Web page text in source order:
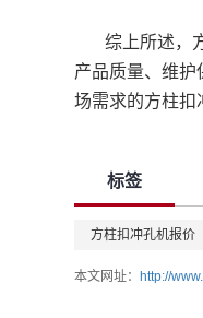
综上所述，
产品质量、维
场需求的方柱扣
标签
方柱扣冲孔机报价
本文网址： http://